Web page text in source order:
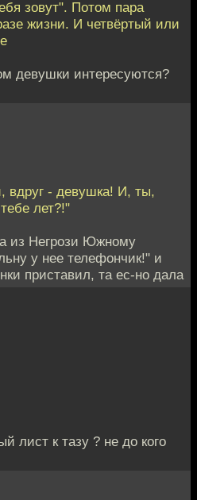
зовут". Потом пара
жизни. И четвёртый или
девушки интересуются?
вдруг - девушка! И, ты,
лет?!"
из Негрози Южному
у нее телефончик!" и
приставил, та ес-но дала
лист к тазу ? не до кого